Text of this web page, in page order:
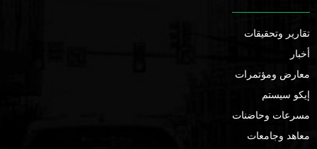
تقارير وتحقيقات
أخبار
معارض ومؤتمرات
إيكو سيستم
مسرعات وحاضنات
معاهد وجامعات